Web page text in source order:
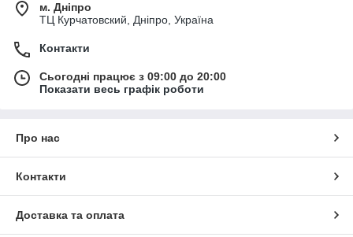
м. Дніпро
ТЦ Курчатовский, Дніпро, Україна
Контакти
Сьогодні працює з 09:00 до 20:00
Показати весь графік роботи
Про нас
Контакти
Доставка та оплата